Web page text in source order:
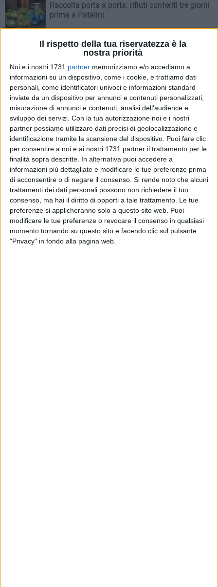
Il rispetto della tua riservatezza è la
nostra priorità
Noi e i nostri 1731 partner memorizziamo e/o accediamo a
informazioni su un dispositivo, come i cookie, e trattiamo dati
personali, come identificatori univoci e informazioni standard
inviate da un dispositivo per annunci e contenuti personalizzati,
misurazione di annunci e contenuti, analisi dell'audience e
sviluppo dei servizi. Con la tua autorizzazione noi e i nostri
partner possiamo utilizzare dati precisi di geolocalizzazione e
identificazione tramite la scansione del dispositivo. Puoi fare clic
per consentire a noi e ai nostri 1731 partner il trattamento per le
finalità sopra descritte. In alternativa puoi accedere a
informazioni più dettagliate e modificare le tue preferenze prima
di acconsentire o di negare il consenso. Si rende noto che alcuni
trattamenti dei dati personali possono non richiedere il tuo
consenso, ma hai il diritto di opporti a tale trattamento. Le tue
preferenze si applicheranno solo a questo sito web. Puoi
modificare le tue preferenze o revocare il consenso in qualsiasi
momento tornando su questo sito e facendo clic sul pulsante
"Privacy" in fondo alla pagina web.
Raccolta porta a porta: rifiuti conferiti tre giorni
prima a Patalini
BARLETTA - 12 AGOSTO 2014
Alcune precisazioni sul contatore dell’elettricità
BAT - 12 AGOSTO 2014
La Bat cerca educatori e assistenti alla
comunicazione per studenti diversamente abili
BAT - 11 AGOSTO 2014
Intercettato, tenta la fuga due volte. Arrestato
pluripregiudicato andriese
BARLETTA - 11 AGOSTO 2014
I bronzi di Piazza Caduti e le cicatrici della
storia
BARLETTA - 11 AGOSTO 2014
Contatore dell’elettricità esposto alle
intemperie a Barletta